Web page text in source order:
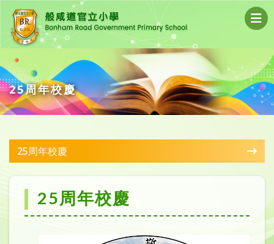
25周年校慶
25周年校慶
25周年校慶